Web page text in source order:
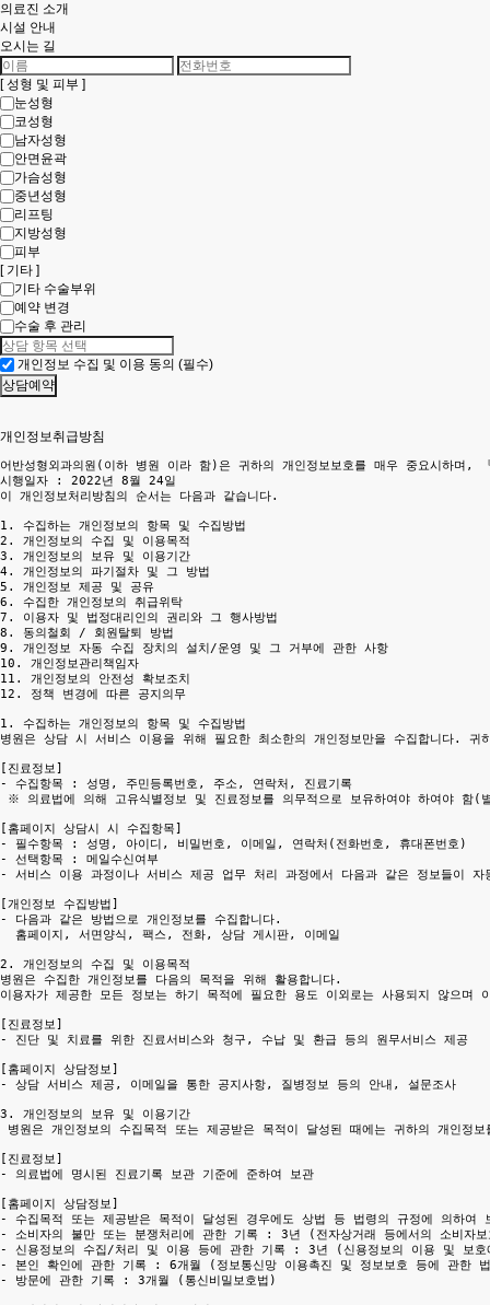
의료진 소개
시설 안내
오시는 길
[ 성형 및 피부 ]
눈성형
코성형
남자성형
안면윤곽
가슴성형
중년성형
리프팅
지방성형
피부
[ 기타 ]
기타 수술부위
예약 변경
수술 후 관리
개인정보 수집 및 이용 동의 (필수)
개인정보취급방침
어반성형외과의원(이하 병원 이라 함)은 귀하의 개인정보보호를 매우 중요시하며,
시행일자 : 2022년 8월 24일
이 개인정보처리방침의 순서는 다음과 같습니다.
1. 수집하는 개인정보의 항목 및 수집방법
2. 개인정보의 수집 및 이용목적
3. 개인정보의 보유 및 이용기간
4. 개인정보의 파기절차 및 그 방법
5. 개인정보 제공 및 공유
6. 수집한 개인정보의 취급위탁
7. 이용자 및 법정대리인의 권리와 그 행사방법
8. 동의철회 / 회원탈퇴 방법
9. 개인정보 자동 수집 장치의 설치/운영 및 그 거부에 관한 사항
10. 개인정보관리책임자
11. 개인정보의 안전성 확보조치
12. 정책 변경에 따른 공지의무
1. 수집하는 개인정보의 항목 및 수집방법
병원은 상담 시 서비스 이용을 위해 필요한 최소한의 개인정보만을 수집합니다.
[진료정보]
- 수집항목 : 성명, 주민등록번호, 주소, 연락처, 진료기록
※ 의료법에 의해 고유식별정보 및 진료정보를 의무적으로 보유하여야 하여야 함(
[홈페이지 상담시 시 수집항목]
- 필수항목 : 성명, 아이디, 비밀번호, 이메일, 연락처(전화번호, 휴대폰번호)
- 선택항목 : 메일수신여부
- 서비스 이용 과정이나 서비스 제공 업무 처리 과정에서 다음과 같은 정보들
[개인정보 수집방법]
- 다음과 같은 방법으로 개인정보를 수집합니다.
  홈페이지, 서면양식, 팩스, 전화, 상담 게시판, 이메일
2. 개인정보의 수집 및 이용목적
병원은 수집한 개인정보를 다음의 목적을 위해 활용합니다.
이용자가 제공한 모든 정보는 하기 목적에 필요한 용도 이외로는 사용되지 않으며
[진료정보]
- 진단 및 치료를 위한 진료서비스와 청구, 수납 및 환급 등의 원무서비스 제공
[홈페이지 상담정보]
- 상담 서비스 제공, 이메일을 통한 공지사항, 질병정보 등의 안내, 설문조사
3. 개인정보의 보유 및 이용기간
병원은 개인정보의 수집목적 또는 제공받은 목적이 달성된 때에는 귀하의 개인정
[진료정보]
- 의료법에 명시된 진료기록 보관 기준에 준하여 보관
[홈페이지 상담정보]
- 수집목적 또는 제공받은 목적이 달성된 경우에도 상법 등 법령의 규정에 의하여
- 소비자의 불만 또는 분쟁처리에 관한 기록 : 3년 (전자상거래 등에서의 소비자
- 신용정보의 수집/처리 및 이용 등에 관한 기록 : 3년 (신용정보의 이용 및 보
- 본인 확인에 관한 기록 : 6개월 (정보통신망 이용촉진 및 정보보호 등에 관한
- 방문에 관한 기록 : 3개월 (통신비밀보호법)